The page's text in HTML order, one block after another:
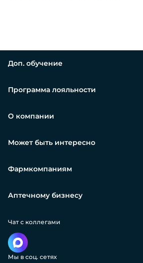
Доп. обучение
Программа лояльности
О компании
Может быть интересно
Фармкомпаниям
Аптечному бизнесу
Чат с коллегами
Мы в соц. сетях